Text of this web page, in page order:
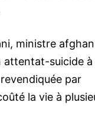
ministre
attentat-suicide à
par
la vie à